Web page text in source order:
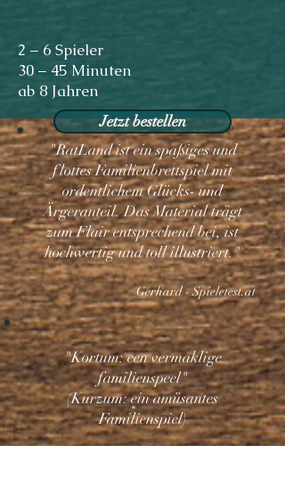
2 – 6 Spieler
30 – 45 Minuten
ab 8 Jahren
Jetzt bestellen
"RatLand ist ein spaßiges und
flottes Familienbrettspiel mit
ordentlichem Glücks- und
Ärgeranteil. Das Material trägt
zum Flair entsprechend bei, ist
hochwertig und toll illustriert."
Gerhard - Spieletest.at
"Kortum: een vermaklige
familienspeel"
(Kurzum: ein amüsantes
Familienspiel)